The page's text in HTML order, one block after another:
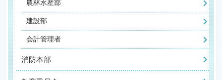
農林水産部
建設部
会計管理者
消防本部